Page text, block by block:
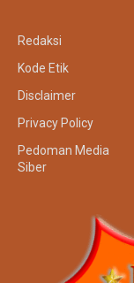
Redaksi
Kode Etik
Disclaimer
Privacy Policy
Pedoman Media
Siber